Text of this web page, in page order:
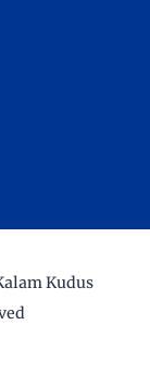
Kudus